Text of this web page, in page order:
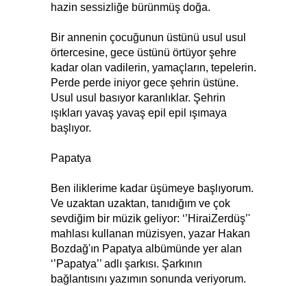
hazin sessizliğe bürünmüş doğa.
Bir annenin çocuğunun üstünü usul usul
örtercesine, gece üstünü örtüyor şehre
kadar olan vadilerin, yamaçların, tepelerin.
Perde perde iniyor gece şehrin üstüne.
Usul usul basıyor karanlıklar. Şehrin
ışıkları yavaş yavaş epil epil ışımaya
başlıyor.
Papatya
Ben iliklerime kadar üşümeye başlıyorum.
Ve uzaktan uzaktan, tanıdığım ve çok
sevdiğim bir müzik geliyor: ‘’HiraiZerdüş’'
mahlası kullanan müzisyen, yazar Hakan
Bozdağ'ın Papatya albümünde yer alan
‘’Papatya’’ adlı şarkısı. Şarkının
bağlantısını yazımın sonunda veriyorum.